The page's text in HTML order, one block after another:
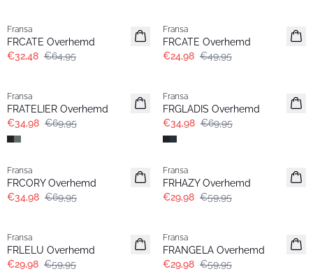
Fransa
FRCATE Overhemd
€32,48 €64,95
Fransa
FRCATE Overhemd
€24,98 €49,95
Fransa
FRATELIER Overhemd
€34,98 €69,95
Extended size
Fransa
FRGLADIS Overhemd
€34,98 €69,95
- 50%
Fransa
FRCORY Overhemd
€34,98 €69,95
- 50%
Fransa
FRHAZY Overhemd
€29,98 €59,95
Fransa
FRLELU Overhemd
€29,98 €59,95
Fransa
FRANGELA Overhemd
€29,98 €59,95